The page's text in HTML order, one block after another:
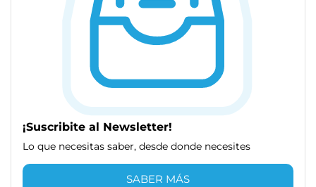
¡Suscribite al Newsletter!
Lo que necesitas saber, desde donde necesites
SABER MÁS